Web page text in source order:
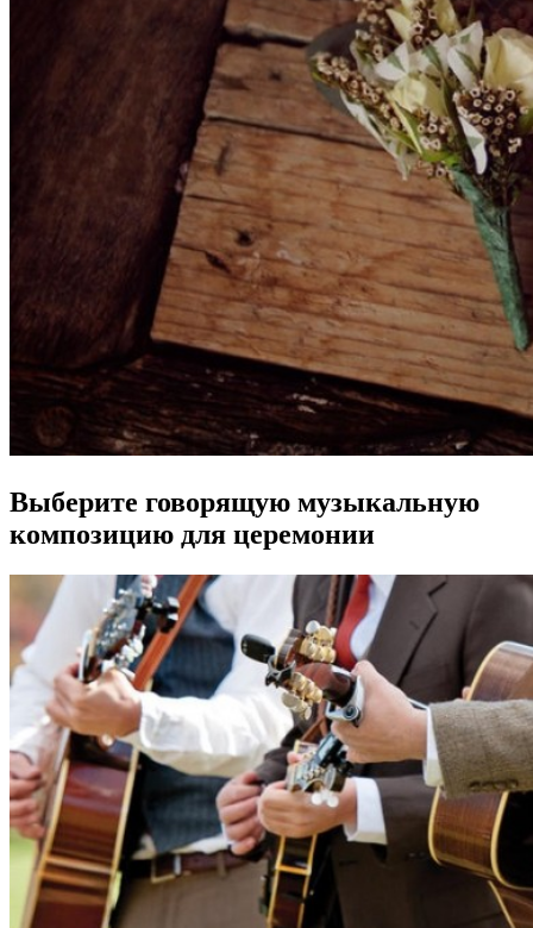
Выберите говорящую музыкальную
композицию для церемонии